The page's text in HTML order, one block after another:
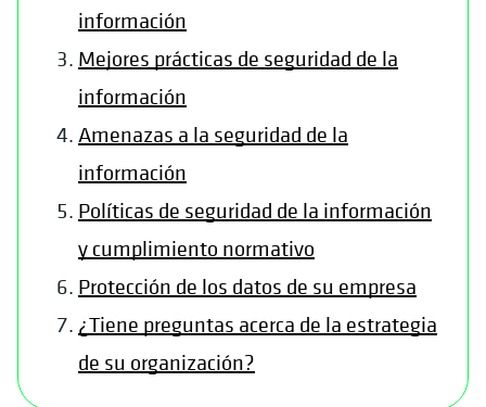
información
Mejores prácticas de seguridad de la
información
Amenazas a la seguridad de la
información
Políticas de seguridad de la información
y cumplimiento normativo
Protección de los datos de su empresa
¿Tiene preguntas acerca de la estrategia
de su organización?